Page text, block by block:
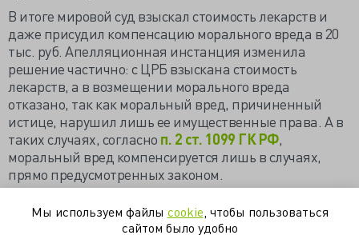
В итоге мировой суд взыскал стоимость лекарств и
даже присудил компенсацию морального вреда в 20
тыс. руб. Апелляционная инстанция изменила
решение частично: с ЦРБ взыскана стоимость
лекарств, а в возмещении морального вреда
отказано, так как моральный вред, причиненный
истице, нарушил лишь ее имущественные права. А в
таких случаях, согласно п. 2 ст. 1099 ГК РФ,
моральный вред компенсируется лишь в случаях,
прямо предусмотренных законом.
Мы используем файлы cookie , чтобы пользоваться
сайтом было удобно